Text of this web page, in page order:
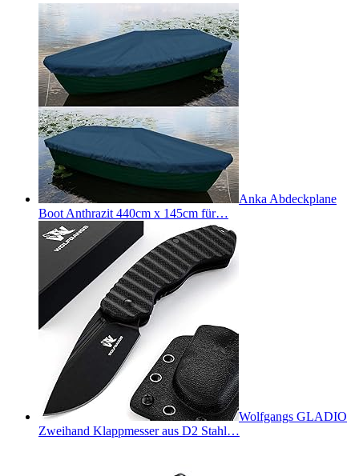
Anka Abdeckplane
Boot Anthrazit 440cm x 145cm für…
Wolfgangs GLADIO
Zweihand Klappmesser aus D2 Stahl…